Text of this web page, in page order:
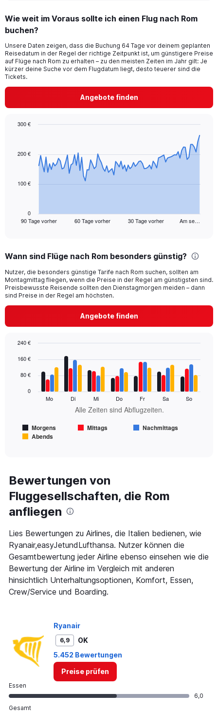
categories.
Range:
categories.
The
chart
has
1
values.
25.
Wie weit im Voraus sollte ich einen Flug nach Rom
buchen?
Unsere Daten zeigen, dass die Buchung 64 Tage vor deinem geplanten
Reisedatum in der Regel der richtige Zeitpunkt ist, um günstigere Preise
auf Flüge nach Rom zu erhalten – zu den meisten Zeiten im Jahr gilt: Je
kürzer deine Suche vor dem Flugdatum liegt, desto teuerer sind die
Tickets.
Angebote finden
91
data
The
Range:
91
categories.
The
chart
has
displaying
Range:
300.
90 Tage vorher 60 Tage vorher 30 Tage vorher Am se…
0
100 €
200 €
300 €
End
Wann sind Flüge nach Rom besonders günstig?
Nutzer, die besonders günstige Tarife nach Rom suchen, sollten am
Montagmittag fliegen, wenn die Preise in der Regel am günstigsten sind.
Preisbewusste Reisende sollten den Dienstagmorgen meiden – dann
sind Preise in der Regel am höchsten.
Angebote finden
chart
series.
has
Alle
Zeiten
sind
Abflugzeiten..
Range:
categories.
The
chart
has
1
Y
axis
displaying
240.
graphic.
Alle Zeiten sind Abflugzeiten.
Morgens Mittags
Nachmittags
Abends
Mo Di Mi Do Fr Sa So
0
80 €
160 €
240 €
End
Bewertungen von
Fluggesellschaften, die Rom
anfliegen
Lies Bewertungen zu Airlines, die Italien bedienen, wie
Ryanair,easyJetundLufthansa. Nutzer können die
Gesamtbewertung jeder Airline ebenso einsehen wie die
Bewertung der Airline im Vergleich mit anderen
hinsichtlich Unterhaltungsoptionen, Komfort, Essen,
Crew/Service und Boarding.
Ryanair
6,9
OK
5.452 Bewertungen
Preise prüfen
Essen
6,0
Gesamt